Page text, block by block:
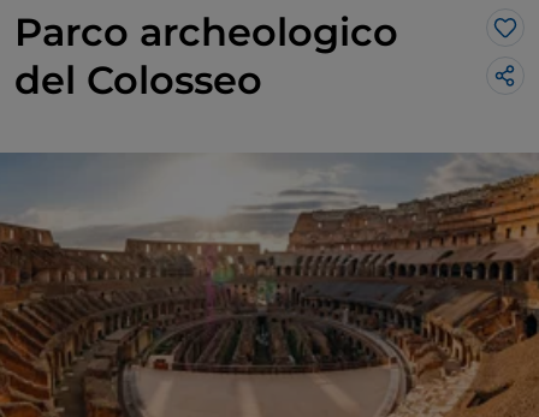
Parco archeologico
del Colosseo